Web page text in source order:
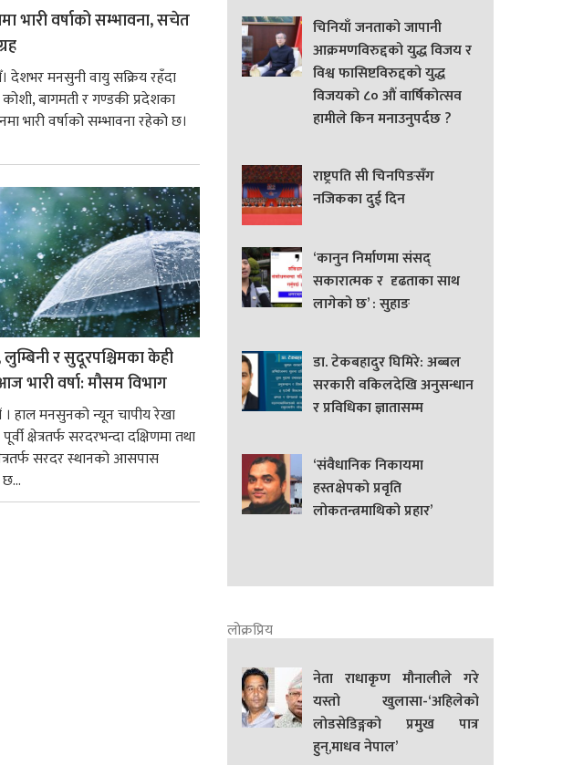
भारी वर्षाको सम्भावना, सचेत
देशभर मनसुनी वायु सक्रिय रहँदा
बागमती र गण्डकी प्रदेशका
भारी वर्षाको सम्भावना रहेको छ।
र सुदूरपश्चिमका केही
भारी वर्षा: मौसम विभाग
। हाल मनसुनको न्यून चापीय रेखा
क्षेत्रतर्फ सरदरभन्दा दक्षिणमा तथा
सरदर स्थानको आसपास
चिनियाँ जनताको जापानी
आक्रमणविरुद्दको युद्ध विजय र
विश्व फासिष्टविरुद्दको युद्ध
विजयको ८० औं वार्षिकोत्सव
हामीले किन मनाउनुपर्दछ ?
राष्ट्रपति सी चिनपिङसँग
नजिकका दुई दिन
‘कानुन निर्माणमा संसद्
सकारात्मक र दृढताका साथ
लागेको छ’ : सुहाङ
डा. टेकबहादुर घिमिरे: अब्बल
सरकारी वकिलदेखि अनुसन्धान
र प्रविधिका ज्ञातासम्म
‘संवैधानिक निकायमा
हस्तक्षेपको प्रवृति
लोकतन्त्रमाथिको प्रहार’
लोक्रप्रिय
नेता राधाकृण मौनालीले गरे
यस्तो खुलासा-‘अहिलेको
लोडसेडिङ्गको प्रमुख पात्र
हुन्,माधव नेपाल’